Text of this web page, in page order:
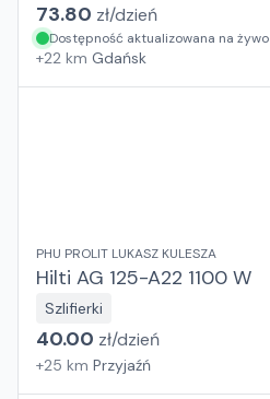
73.80 zł/dzień
Dostępność aktualizowana na żywo
+22 km Gdańsk
PHU PROLIT LUKASZ KULESZA
Hilti AG 125-A22 1100 W
Szlifierki
40.00 zł/dzień
+25 km Przyjaźń